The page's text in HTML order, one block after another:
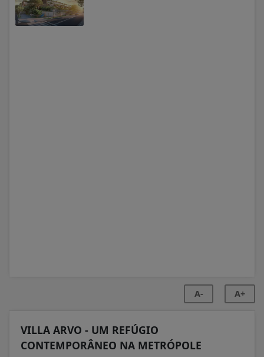
A- A+
VILLA ARVO - UM REFÚGIO
CONTEMPORÂNEO NA METRÓPOLE